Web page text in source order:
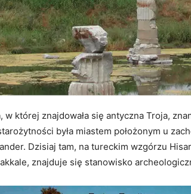
w której znajdowała się antyczna Troja,
była miastem położonym u
Dzisiaj tam, na tureckim wzgórzu
znajduje się stanowisko